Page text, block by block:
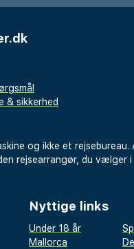
& sikkerhed
og ikke et rejsebureau.
rejsearrangør, du vælger i
Nyttige links
Under 18 år
Mallorca